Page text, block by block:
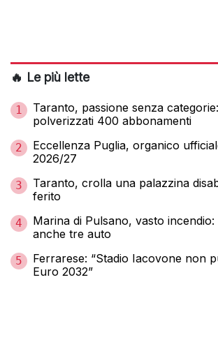
🔥 Le più lette
1
Taranto, passione senza
polverizzati 400 abbonamenti
2
Eccellenza Puglia, organico
2026/27
3
Taranto, crolla una palazzina
ferito
4
Marina di Pulsano, vasto incendio:
anche tre auto
5
Ferrarese: “Stadio Iacovone non
Euro 2032”